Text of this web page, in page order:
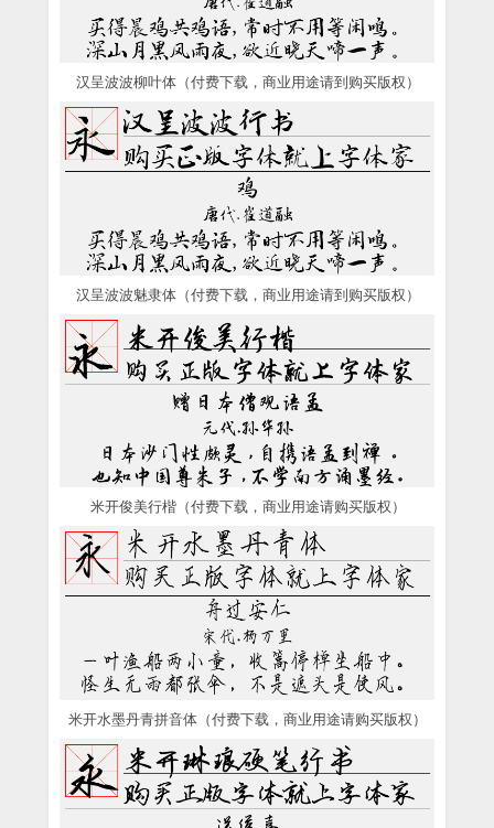
汉呈波波柳叶体（付费下载，商业用途请到购买版权）
汉呈波波魅隶体（付费下载，商业用途请到购买版权）
米开俊美行楷（付费下载，商业用途请购买版权）
米开水墨丹青拼音体（付费下载，商业用途请购买版权）